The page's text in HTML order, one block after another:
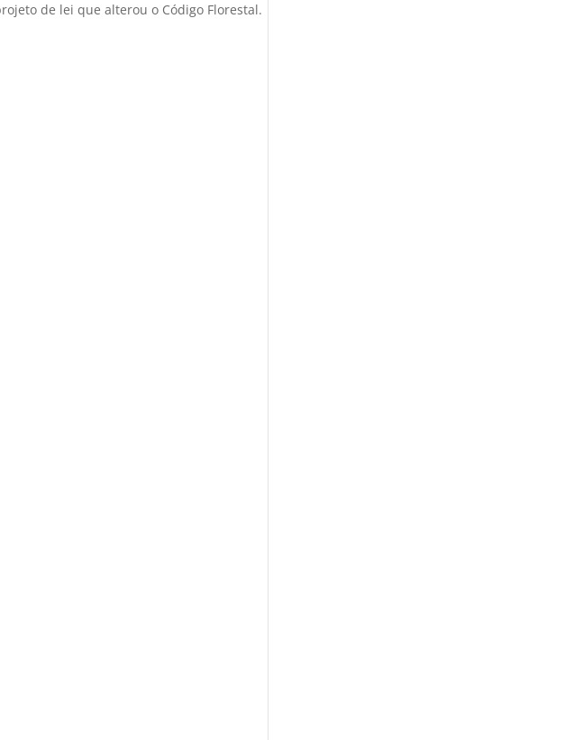
de lei que alterou o Código Florestal.